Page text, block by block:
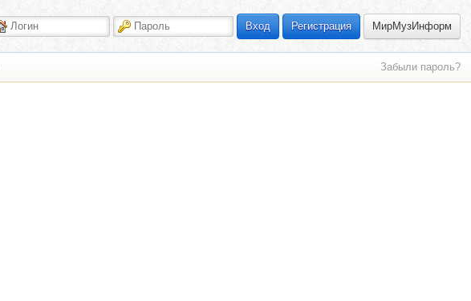
Вход Регистрация МирМузИнформ
Забыли пароль?